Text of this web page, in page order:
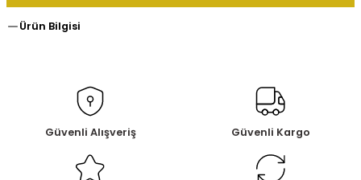
Ürün Bilgisi
Güvenli Alışveriş Güvenli Kargo